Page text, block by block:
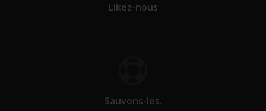
Likez-nous
Sauvons-les.